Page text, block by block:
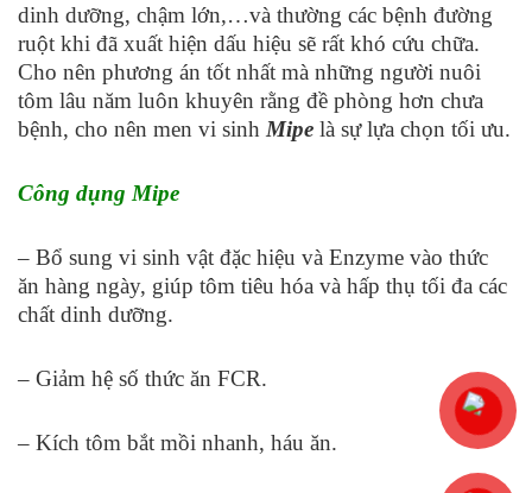
dinh dưỡng, chậm lớn,…và thường các bệnh đường
ruột khi đã xuất hiện dấu hiệu sẽ rất khó cứu chữa.
Cho nên phương án tốt nhất mà những người nuôi
tôm lâu năm luôn khuyên rằng đề phòng hơn chưa
bệnh, cho nên men vi sinh Mipe là sự lựa chọn tối ưu.
Công dụng Mipe
– Bổ sung vi sinh vật đặc hiệu và Enzyme vào thức
ăn hàng ngày, giúp tôm tiêu hóa và hấp thụ tối đa các
chất dinh dưỡng.
– Giảm hệ số thức ăn FCR.
– Kích tôm bắt mồi nhanh, háu ăn.